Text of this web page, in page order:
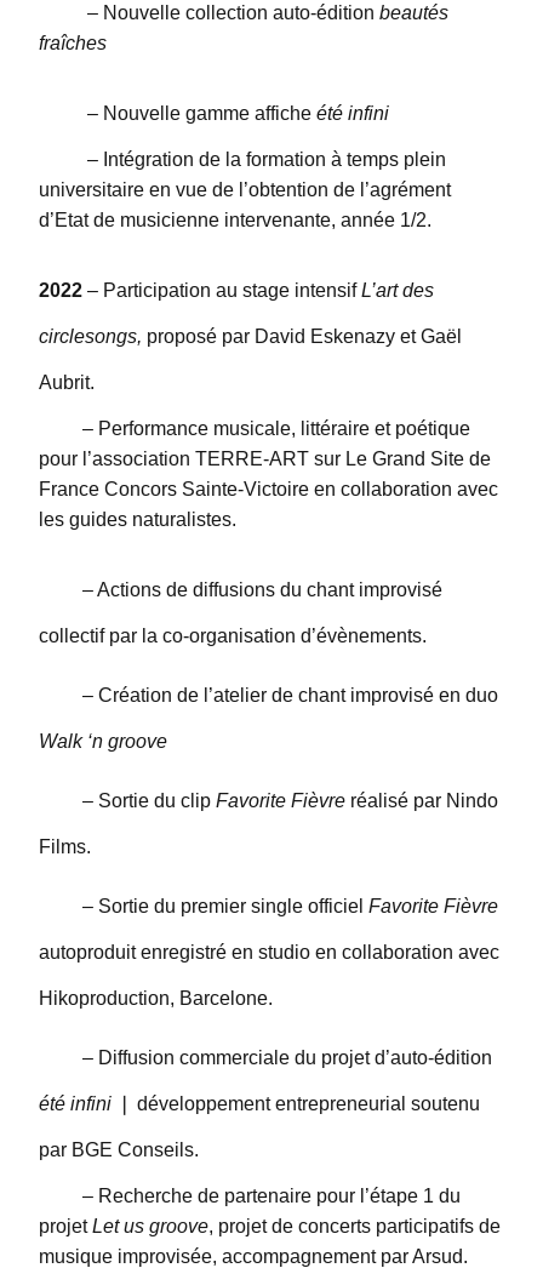
– Nouvelle collection auto-édition beautés
fraîches
– Nouvelle gamme affiche été infini
– Intégration de la formation à temps plein
universitaire en vue de l’obtention de l’agrément
d’Etat de musicienne intervenante, année 1/2.
2022 – Participation au stage intensifL’art des
circlesongs, proposé par David Eskenazy et Gaël
Aubrit.
– Performance musicale, littéraire et poétique
pour l’association TERRE-ART sur Le Grand Site de
France Concors Sainte-Victoire en collaboration avec
les guides naturalistes.
– Actions de diffusions du chant improvisé
collectif par la co-organisation d’évènements.
– Création de l’atelier de chant improvisé en duo
Walk ‘n groove
– Sortie du clip Favorite Fièvre réalisé par Nindo
Films.
– Sortie du premier single officiel Favorite Fièvre
autoproduit enregistré en studio en collaboration avec
Hikoproduction, Barcelone.
– Diffusion commerciale du projet d’auto-édition
été infini ❘ développement entrepreneurial soutenu
par BGE Conseils.
– Recherche de partenaire pour l’étape 1 du
projetLet us groove, projet de concerts participatifs de
musique improvisée, accompagnement par Arsud.